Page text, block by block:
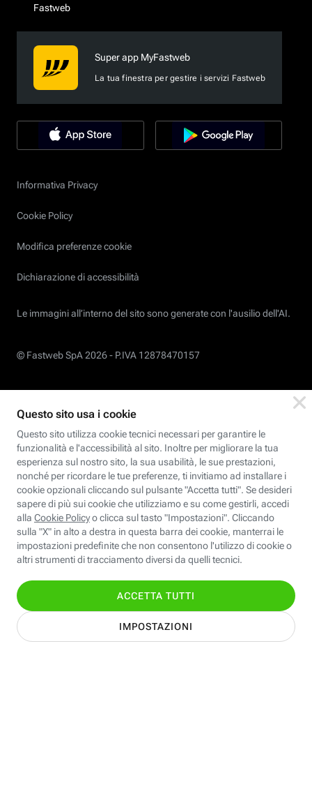
Fastweb
Super app MyFastweb
La tua finestra per gestire i servizi Fastweb
Informativa Privacy
Cookie Policy
Modifica preferenze cookie
Dichiarazione di accessibilità
Le immagini all’interno del sito sono generate con l'ausilio dell'AI.
© Fastweb SpA 2026 - P.IVA 12878470157